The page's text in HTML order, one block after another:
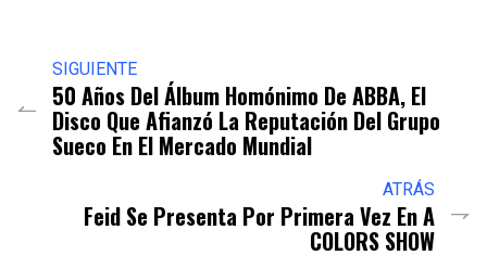
SIGUIENTE
50 Años Del Álbum Homónimo De ABBA, El
Disco Que Afianzó La Reputación Del Grupo
Sueco En El Mercado Mundial
ATRÁS
Feid Se Presenta Por Primera Vez En A
COLORS SHOW